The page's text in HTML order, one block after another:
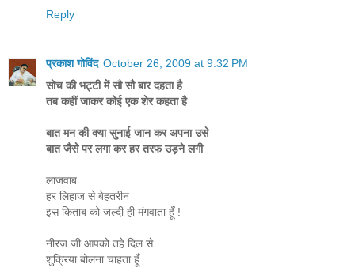
Reply
प्रकाश गोविंद October 26, 2009 at 9:32 PM
सोच की भट्टी में सौ सौ बार दहता है
तब कहीं जाकर कोई एक शेर कहता है
बात मन की क्या सुनाई जान कर अपना उसे
बात जैसे पर लगा कर हर तरफ उड़ने लगी
लाजवाब
हर लिहाज से बेहतरीन
इस किताब को जल्दी ही मंगवाता हूँ !
नीरज जी आपको तहे दिल से
शुक्रिया बोलना चाहता हूँ